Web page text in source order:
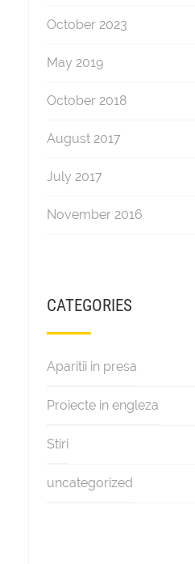
October 2023
May 2019
October 2018
August 2017
July 2017
November 2016
CATEGORIES
Aparitii in presa
Proiecte in engleza
Stiri
uncategorized